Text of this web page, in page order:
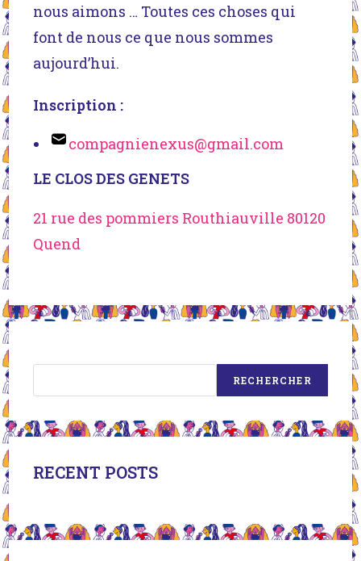
nous aimons … Toutes ces choses qui
font de nous ce que nous sommes
aujourd’hui.
Inscription :
compagnienexus@gmail.com
LE CLOS DES GENETS
21 rue des pommiers Routhiauville 80120
Quend
RECHERCHER
RECENT POSTS